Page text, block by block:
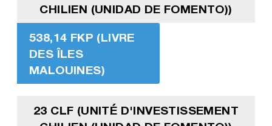
CHILIEN (UNIDAD DE FOMENTO))
538,14 FKP (LIVRE
DES ÎLES
MALOUINES)
23 CLF (UNITÉ D'INVESTISSEMENT